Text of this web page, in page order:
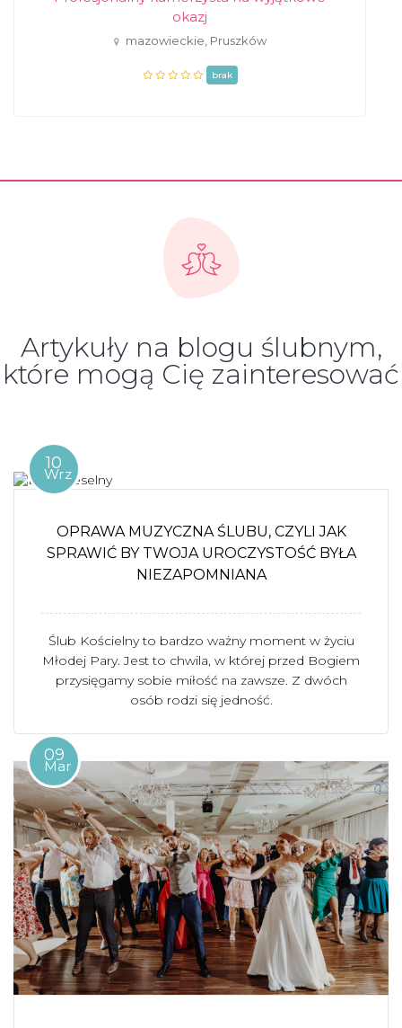
okazj
mazowieckie, Pruszków
brak
Artykuły na blogu ślubnym,
które mogą Cię zainteresować
10
Wrz
OPRAWA MUZYCZNA ŚLUBU, CZYLI JAK
SPRAWIĆ BY TWOJA UROCZYSTOŚĆ BYŁA
NIEZAPOMNIANA
Ślub Kościelny to bardzo ważny moment w życiu
Młodej Pary. Jest to chwila, w której przed Bogiem
przysięgamy sobie miłość na zawsze. Z dwóch
osób rodzi się jedność.
09
Mar